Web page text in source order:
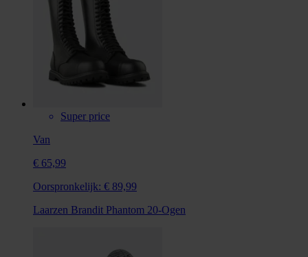
Super price
Van
€ 65,99
Oorspronkelijk: € 89,99
Laarzen Brandit Phantom 20-Ogen